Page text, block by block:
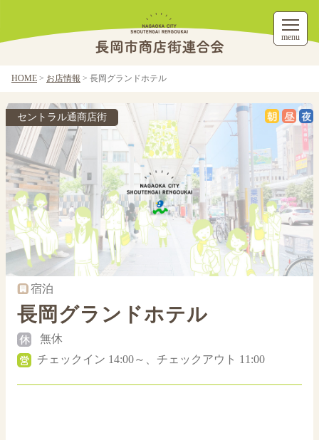
menu
HOME > お店情報 > 長岡グランドホテル
セントラル通商店街
宿泊
長岡グランドホテル
無休
チェックイン 14:00～、チェックアウト 11:00